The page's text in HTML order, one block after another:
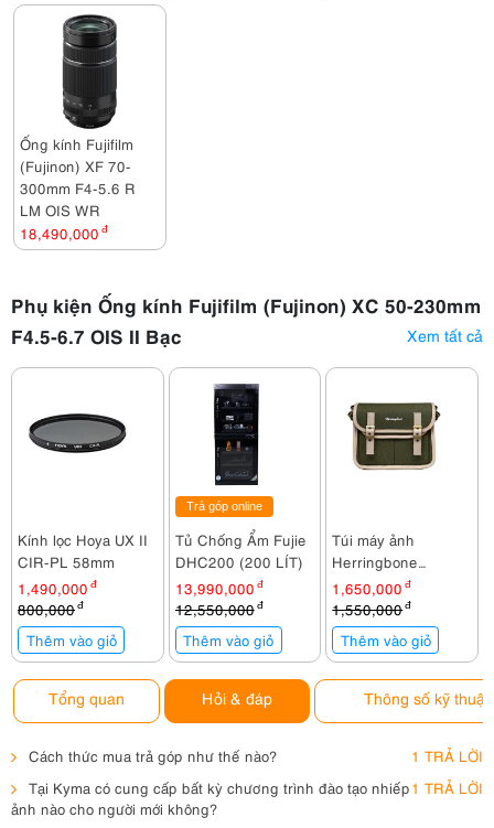
Ống kính Fujifilm
(Fujinon) XF 70-
300mm F4-5.6 R
LM OIS WR
18,490,000 đ
Phụ kiện Ống kính Fujifilm (Fujinon) XC 50-230mm
F4.5-6.7 OIS II Bạc
Xem tất cả
Kính lọc Hoya UX II
CIR-PL 58mm
1,490,000 đ
800,000đ
Thêm vào giỏ
Trả góp online
Tủ Chống Ẩm Fujie
DHC200 (200 LÍT)
13,990,000 đ
12,550,000 đ
Thêm vào giỏ
Túi máy ảnh
Herringbone
Timecode Small
Olive
1,650,000 đ
1,550,000đ
Thêm vào giỏ
Tổng quan Hỏi & đáp Thông số kỹ thuật
Cách thức mua trả góp như thế nào?
1 TRẢ LỜI
Tại Kyma có cung cấp bất kỳ chương trình đào tạo nhiếp
ảnh nào cho người mới không?
1 TRẢ LỜI